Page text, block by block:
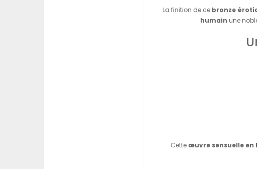
La finition de ce bronze
humain une
Cette œuvre sensuelle en